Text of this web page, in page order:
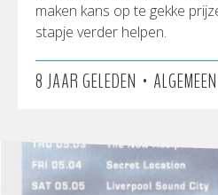
maken kans op te gekke
stapje verder helpen.
8 JAAR GELEDEN • ALGEMEEN